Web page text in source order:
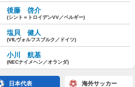
後藤 啓介
(シント＝トロイデンVV／ベルギー)
塩貝 健人
(VfLヴォルフスブルク／ドイツ)
小川 航基
(NECナイメヘン／オランダ)
日本代表 海外サッカー